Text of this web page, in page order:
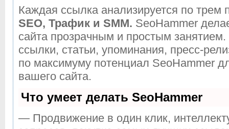
Каждая ссылка анализируется по трем
SEO, Трафик и SMM. SeoHammer
сайта прозрачным и простым
ссылки, статьи, упоминания, пресс-
по максимуму потенциал SeoHammer
вашего сайта.
Что умеет делать SeoHammer
— Продвижение в один клик,